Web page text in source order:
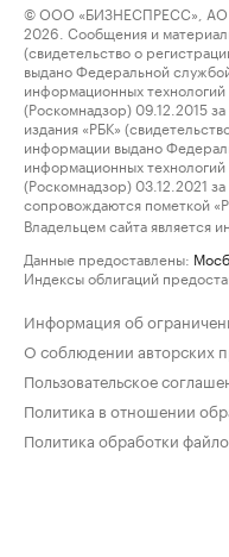
© ООО «БИЗНЕСПРЕСС», АО
2026. Сообщения и
(свидетельство о
выдано Федеральной
информационных
(Роскомнадзор) 09.12.2015
издания «РБК»
информации выдано
информационных
(Роскомнадзор) 03.12.2021
сопровождаются пометкой
Владельцем сайта является
Данные предоставлены:
Индексы облигаций
Информация об
О соблюдении авторских
Пользовательское
Политика в отношении
Политика обработки